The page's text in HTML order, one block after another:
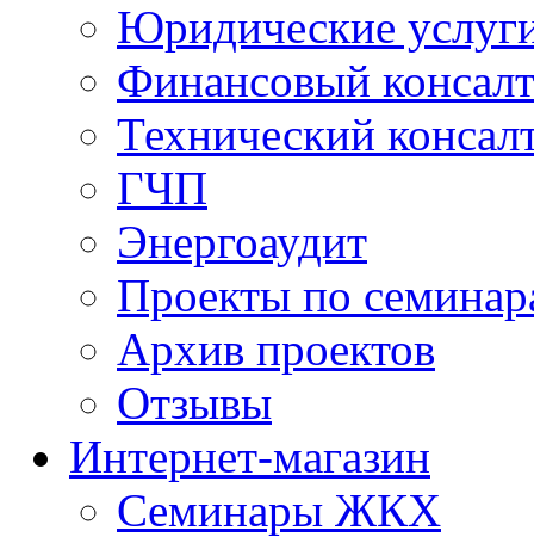
Юридические
Финансовый
Технический
ГЧП
Энергоаудит
Проекты по
Архив проектов
Отзывы
Интернет-магазин
Семинары ЖКХ